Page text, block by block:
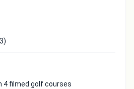
4 filmed golf courses